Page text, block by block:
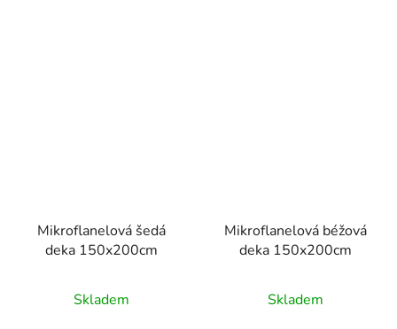
Mikroflanelová šedá
deka 150x200cm
Skladem
Mikroflanelová béžová
deka 150x200cm
Skladem